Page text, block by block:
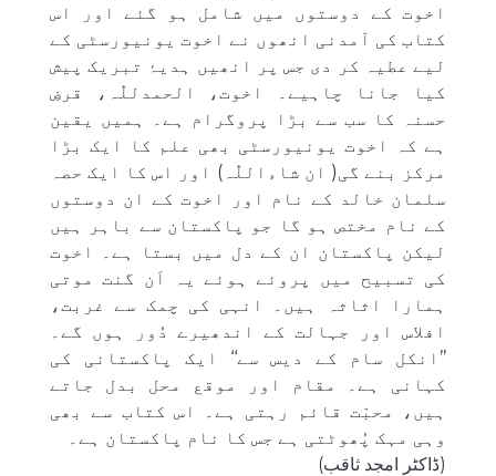
اخوت کے دوستوں میں شامل ہو گئے اور اس
کتاب کی آمدنی انھوں نے اخوت یونیورسٹی کے
لیے عطیہ کر دی جس پر انھیں ہدیۂ تبریک پیش
کیا جانا چاہیے۔ اخوت، الحمدللّٰہ، قرضِ
حسنہ کا سب سے بڑا پروگرام ہے۔ ہمیں یقین
ہے کہ اخوت یونیورسٹی بھی علم کا ایک بڑا
مرکز بنے گی( ان شاءاللّٰہ) اور اس کا ایک حصہ
سلمان خالد کے نام اور اخوت کے ان دوستوں
کے نام مختص ہو گا جو پاکستان سے باہر ہیں
لیکن پاکستان ان کے دل میں بستا ہے۔ اخوت
کی تسبیح میں پروئے ہوئے یہ اَن گنت موتی
ہمارا اثاثہ ہیں۔ انہی کی چمک سے غربت،
افلاس اور جہالت کے اندھیرے دُور ہوں گے۔
’’انکل سام کے دیس سے‘‘ ایک پاکستانی کی
کہانی ہے۔ مقام اور موقع محل بدل جاتے
ہیں، محبّت قائم رہتی ہے۔ اس کتاب سے بھی
وہی مہک پُھوٹتی ہے جس کا نام پاکستان ہے۔
(ڈاکٹر امجد ثاقب)